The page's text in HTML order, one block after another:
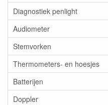
Diagnostiek penlight
Audiometer
Stemvorken
Thermometers- en hoesjes
Batterijen
Doppler